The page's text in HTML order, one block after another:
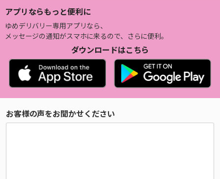
アプリならもっと便利に
ゆめデリバリー専用アプリなら、
メッセージの通知がスマホに来るので、さらに便利。
ダウンロードはこちら
お客様の声をお聞かせください